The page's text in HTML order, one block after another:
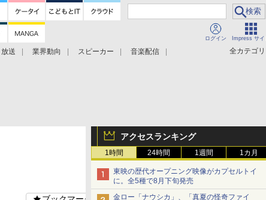
ログイン Impress サイ
全カテゴリ
放送 業界動向 スピーカー
音楽配信
アクセスランキング
1時間 24時間 1週間 1カ月
東映の歴代オープニング映像がカプセルトイ
に。全5種で8月下旬発売
金ロー「ナウシカ」、「真夏の怪奇ファイ